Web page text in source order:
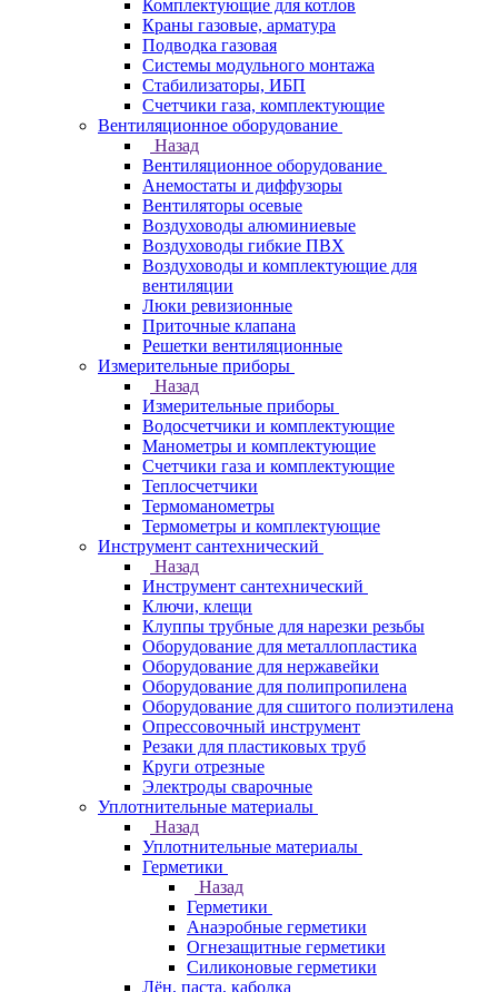
Комплектующие для котлов
Краны газовые, арматура
Подводка газовая
Системы модульного монтажа
Стабилизаторы, ИБП
Счетчики газа, комплектующие
Вентиляционное оборудование
Назад
Вентиляционное оборудование
Анемостаты и диффузоры
Вентиляторы осевые
Воздуховоды алюминиевые
Воздуховоды гибкие ПВХ
Воздуховоды и комплектующие для
вентиляции
Люки ревизионные
Приточные клапана
Решетки вентиляционные
Измерительные приборы
Назад
Измерительные приборы
Водосчетчики и комплектующие
Манометры и комплектующие
Счетчики газа и комплектующие
Теплосчетчики
Термоманометры
Термометры и комплектующие
Инструмент сантехнический
Назад
Инструмент сантехнический
Ключи, клещи
Клуппы трубные для нарезки резьбы
Оборудование для металлопластика
Оборудование для нержавейки
Оборудование для полипропилена
Оборудование для сшитого полиэтилена
Опрессовочный инструмент
Резаки для пластиковых труб
Круги отрезные
Электроды сварочные
Уплотнительные материалы
Назад
Уплотнительные материалы
Герметики
Назад
Герметики
Анаэробные герметики
Огнезащитные герметики
Силиконовые герметики
Лён, паста, каболка